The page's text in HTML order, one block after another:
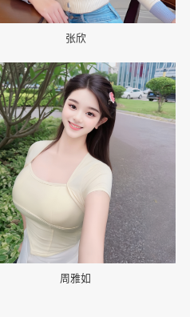
张欣
周雅如